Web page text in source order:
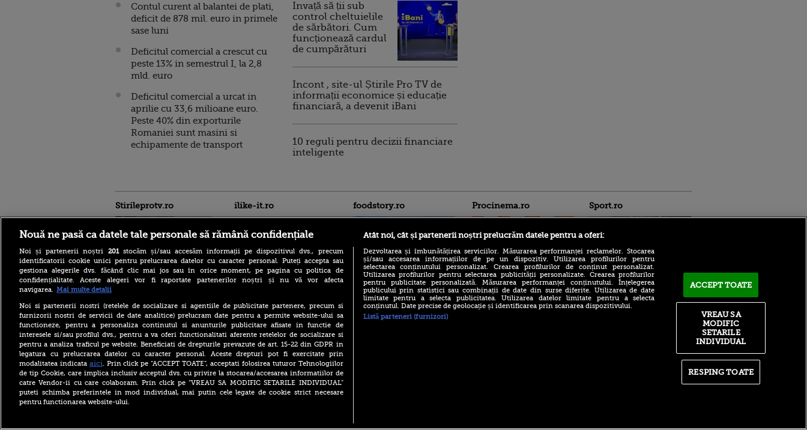
Contul curent al balantei de plati,
deficit de 878 mil. euro in primele
sase luni
Deficitul comercial a crescut cu
peste 13% in semestrul I, la 2,8
mld. euro
Deficitul comercial a urcat in
aprilie cu 33,6 milioane euro.
Peste 40% din exporturile
Romaniei sunt masini si
echipamente de transport
Invață să ții sub
control cheltuielile
de sărbători. Cum
funcționează cardul
de cumpărături
Incont , site-ul Știrile Pro TV de
informații economice și educație
financiară, a devenit iBani
10 reguli pentru decizii financiare
inteligente
Stirileprotv.ro
”colegii neomarxiști” din
USR: ”Oamenii sunt înaintea
păsărelelor!”
Cod galben de inundaţii pe
râuri din zece bazine
hidrografice, până vineri
dimineaţa. Avertismentul
hidrologilor
„Nu am încredere în el”.
Premierul Canadei l-a
criticat dur pe Gianni
ilike-it.ro foodstory.ro
(P) Descoperă Lumea
Evenimentelor din România
cu Transilvania Events!
Procinema.ro
Emoții intense pentru
Sebastian Stan! Iubita lui,
Sport.ro
Un fotbalist de doar 27 de
ani, bătut până la moarte
după ce s-a opus unui jaf. A
murit la spital
Nouă ne pasă ca datele tale personale să rămână confidențiale
Noi și partenerii noștri 201stocăm și/sau accesăm informații pe dispozitivul dvs., precum
identificatorii cookie unici pentru prelucrarea datelor cu caracter personal. Puteți accepta sau
gestiona alegerile dvs. făcând clic mai jos sau în orice moment, pe pagina cu politica de
confidențialitate. Aceste alegeri vor fi raportate partenerilor noștri și nu vă vor afecta
navigarea. Mai multe detalii
Noi si partenerii nostri (retelele de socializare si agentiile de publicitate partenere, precum si
furnizorii nostri de servicii de date analitice) prelucram date pentru a permite website-ului sa
functioneze, pentru a personaliza continutul si anunturile publicitare afisate in functie de
interesele si/sau profilul dvs., pentru a va oferi functionalitati aferente retelelor de socializare si
pentru a analiza traficul pe website. Beneficiati de drepturile prevazute de art. 15-22 din GDPR in
legatura cu prelucrarea datelor cu caracter personal. Aceste drepturi pot fi exercitate prin
modalitatea indicata aici. Prin click pe “ACCEPT TOATE”, acceptati folosirea tuturor Tehnologiilor
de tip Cookie, care implica inclusiv acceptul dvs. cu privire la stocarea/accesarea informatiilor de
catre Vendor-ii cu care colaboram. Prin click pe “VREAU SA MODIFIC SETARILE INDIVIDUAL”
puteti schimba preferintele in mod individual, mai putin cele legate de cookie strict necesare
pentru functionarea website-ului.
Atât noi, cât și partenerii noștri prelucrăm datele pentru a oferi:
Dezvoltarea și îmbunătățirea serviciilor. Măsurarea performanței reclamelor. Stocarea
și/sau accesarea informațiilor de pe un dispozitiv. Utilizarea profilurilor pentru
selectarea conținutului personalizat. Crearea profilurilor de conținut personalizat.
Utilizarea profilurilor pentru selectarea publicității personalizate. Crearea profilurilor
pentru publicitate personalizată. Măsurarea performanței conținutului. Înțelegerea
publicului prin statistici sau combinații de date din surse diferite. Utilizarea de date
limitate pentru a selecta publicitatea. Utilizarea datelor limitate pentru a selecta
conținutul. Date precise de geolocație și identificarea prin scanarea dispozitivului.
Listă parteneri (furnizori)
ACCEPT TOATE
RESPING TOATE
VREAU SA
MODIFIC
SETARILE
INDIVIDUAL